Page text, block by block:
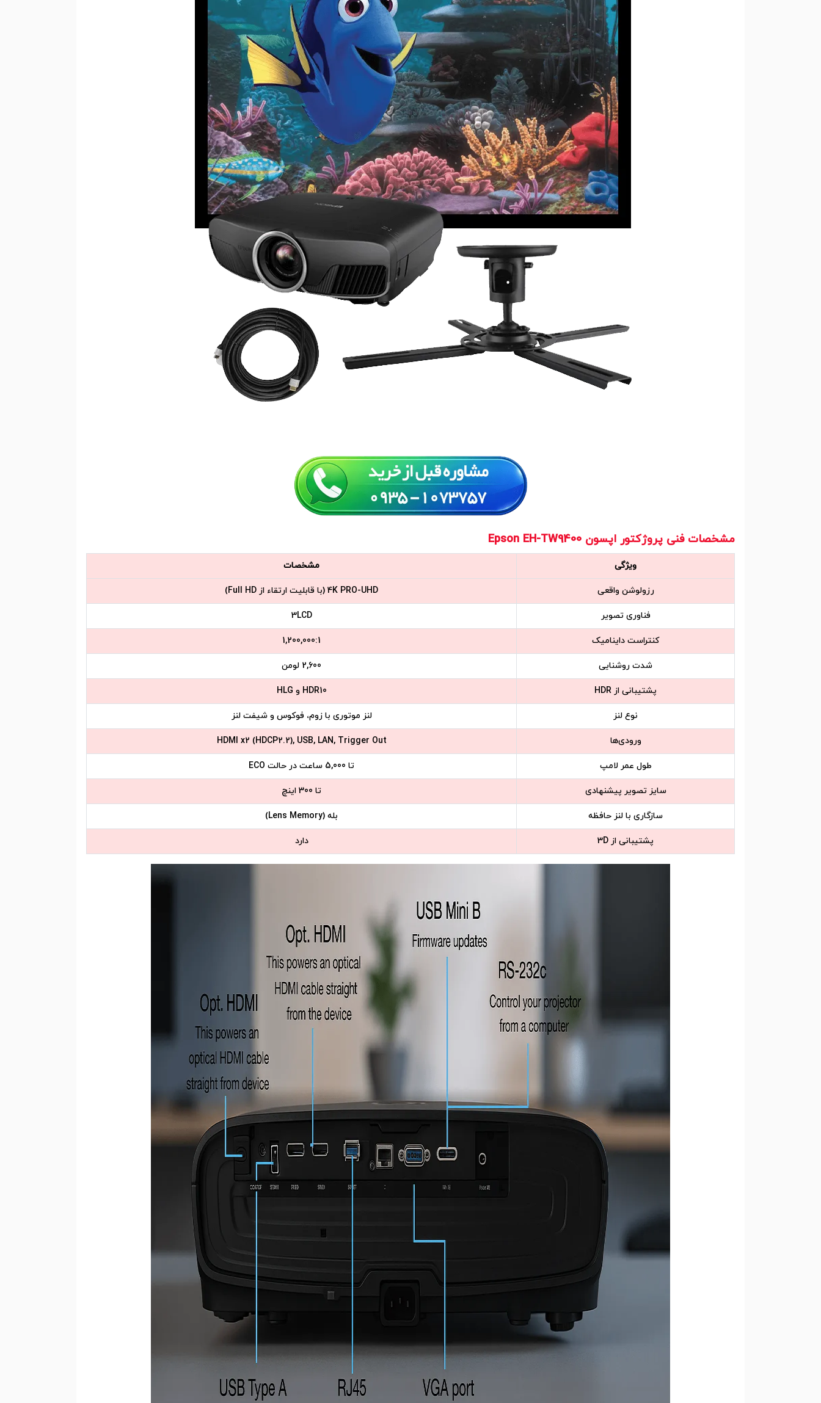
مشخصات فنی پروژکتور اپسون Epson EH-TW9400
ویژگی مشخصات
رزولوشن واقعی 4K PRO-UHD (با قابلیت ارتقاء از Full HD)
فناوری تصویر 3LCD
کنتراست داینامیک 1,200,000:1
شدت روشنایی 2,600 لومن
پشتیبانی از HDR HDR10 و HLG
نوع لنز لنز موتوری با زوم، فوکوس و شیفت لنز
ورودی‌ها HDMI x2 (HDCP2.2), USB, LAN, Trigger Out
طول عمر لامپ تا 5,000 ساعت در حالت ECO
سایز تصویر پیشنهادی تا 300 اینچ
سازگاری با لنز حافظه بله (Lens Memory)
پشتیبانی از 3D دارد